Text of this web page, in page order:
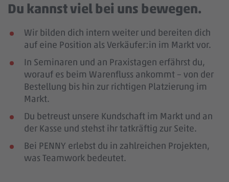
Du kannst viel bei uns bewegen.
Wir bilden dich intern weiter und bereiten dich
auf eine Position als Verkäufer:in im Markt vor.
In Seminaren und an Praxistagen erfährst du,
worauf es beim Warenfluss ankommt – von der
Bestellung bis hin zur richtigen Platzierung im
Markt.
Du betreust unsere Kundschaft im Markt und an
der Kasse und stehst ihr tatkräftig zur Seite.
Bei PENNY erlebst du in zahlreichen Projekten,
was Teamwork bedeutet.